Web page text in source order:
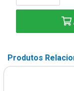
Produtos